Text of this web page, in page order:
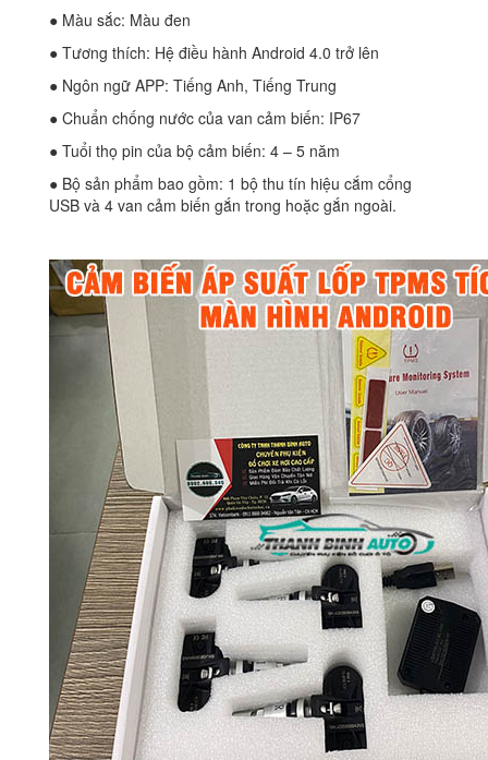
● Màu sắc: Màu đen
● Tương thích: Hệ điều hành Android 4.0 trở lên
● Ngôn ngữ APP: Tiếng Anh, Tiếng Trung
● Chuẩn chống nước của van cảm biến: IP67
● Tuổi thọ pin của bộ cảm biến: 4 – 5 năm
● Bộ sản phẩm bao gồm: 1 bộ thu tín hiệu cắm cổng
USB và 4 van cảm biến gắn trong hoặc gắn ngoài.